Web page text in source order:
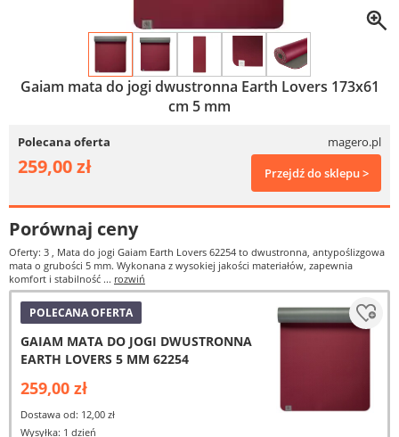
Gaiam mata do jogi dwustronna Earth Lovers 173x61
cm 5 mm
Polecana oferta magero.pl
259,00 zł Przejdź do sklepu >
Porównaj ceny
Oferty: 3 , Mata do jogi Gaiam Earth Lovers 62254 to dwustronna, antypoślizgowa
mata o grubości 5 mm. Wykonana z wysokiej jakości materiałów, zapewnia
komfort i stabilność ... rozwiń
POLECANA OFERTA
GAIAM MATA DO JOGI DWUSTRONNA
EARTH LOVERS 5 MM 62254
259,00 zł
Dostawa od: 12,00 zł
Wysyłka: 1 dzień